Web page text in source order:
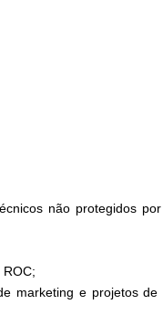
não protegidos por
marketing e projetos de